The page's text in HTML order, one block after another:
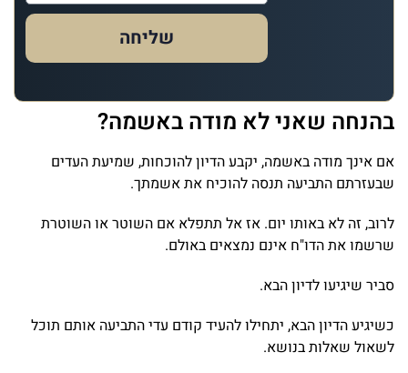
שליחה
בהנחה שאני לא מודה באשמה?
אם אינך מודה באשמה, יקבע הדיון להוכחות, שמיעת העדים
שבעזרתם התביעה תנסה להוכיח את אשמתך.
לרוב, זה לא באותו יום. אז אל תתפלא אם השוטר או השוטרת
שרשמו את הדו"ח אינם נמצאים באולם.
סביר שיגיעו לדיון הבא.
כשיגיע הדיון הבא, יתחילו להעיד קודם עדי התביעה אותם תוכל
לשאול שאלות בנושא.